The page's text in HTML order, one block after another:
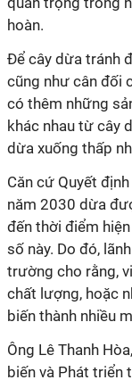
hoàn.
Để cây dừa tránh
cũng như cân đối
có thêm những
khác nhau từ cây
dừa xuống thấp
Căn cứ Quyết
năm 2030 dừa
đến thời điểm
số này. Do đó,
trường cho rằng,
chất lượng, hoặc
biến thành nhiều
Ông Lê Thanh
biến và Phát triển